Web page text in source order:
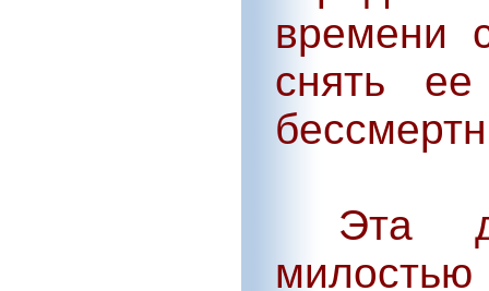
времени
снять
Эта